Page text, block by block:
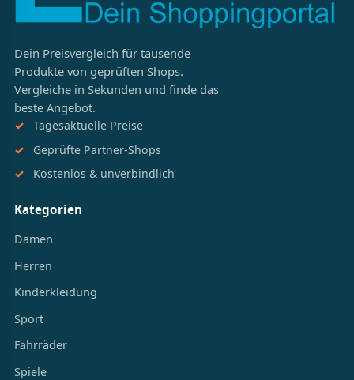
Dein Preisvergleich für tausende
Produkte von geprüften Shops.
Vergleiche in Sekunden und finde das
beste Angebot.
Tagesaktuelle Preise
Geprüfte Partner-Shops
Kostenlos & unverbindlich
Kategorien
Damen
Herren
Kinderkleidung
Sport
Fahrräder
Spiele